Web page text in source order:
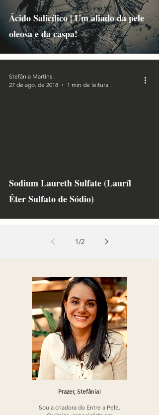
Ácido Salicílico | Um aliado da pele
oleosa e da caspa!
Sodium Laureth Sulfate (Lauríl
Éter Sulfato de Sódio)
Stefânia Martins
27 de ago. de 2018
1 min de leitura
1/2
Prazer, Stefânia!
Sou a criadora do Entre a Pele.